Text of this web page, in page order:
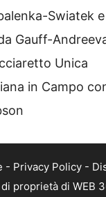
Swiatek e
Gauff-
Unica
in Campo
- Privacy Policy-
proprietà di WEB